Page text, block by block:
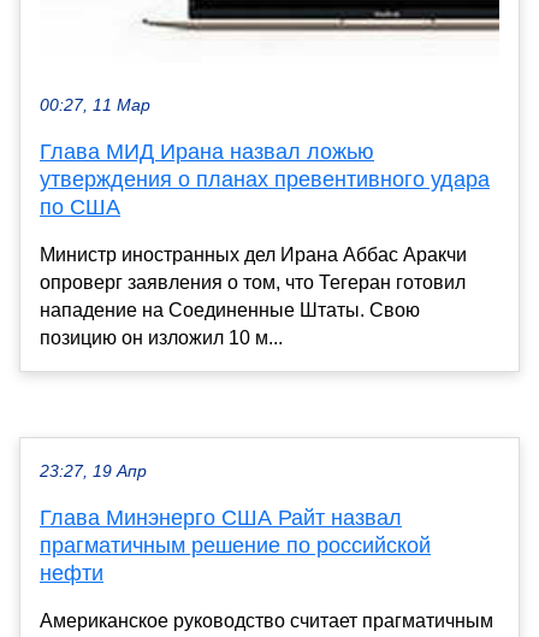
00:27, 11 Мар
Глава МИД Ирана назвал ложью
утверждения о планах превентивного удара
по США
Министр иностранных дел Ирана Аббас Аракчи
опроверг заявления о том, что Тегеран готовил
нападение на Соединенные Штаты. Свою
позицию он изложил 10 м...
23:27, 19 Апр
Глава Минэнерго США Райт назвал
прагматичным решение по российской
нефти
Американское руководство считает прагматичным